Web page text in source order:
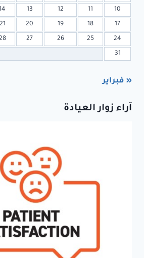
10
11
12
13
17
18
19
20
21
24
25
26
27
31
« فبراير
آراء زوار العيادة